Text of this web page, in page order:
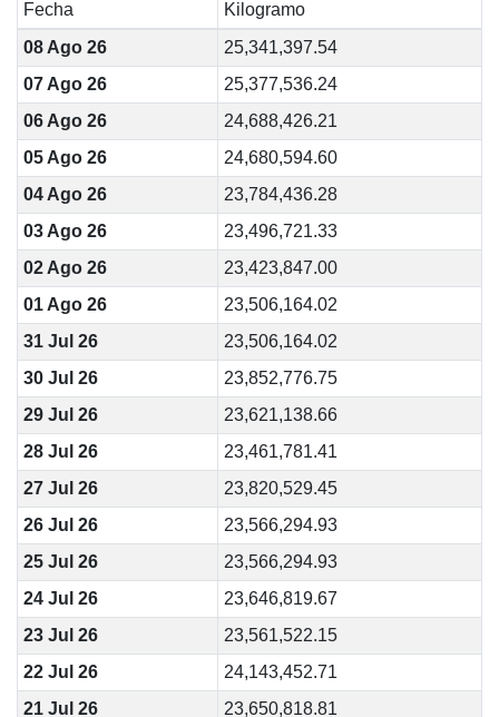
Fecha
Kilogramo
08 Ago 26
25,341,397.54
07 Ago 26
25,377,536.24
06 Ago 26
24,688,426.21
05 Ago 26
24,680,594.60
04 Ago 26
23,784,436.28
03 Ago 26
23,496,721.33
02 Ago 26
23,423,847.00
01 Ago 26
23,506,164.02
31 Jul 26
23,506,164.02
30 Jul 26
23,852,776.75
29 Jul 26
23,621,138.66
28 Jul 26
23,461,781.41
27 Jul 26
23,820,529.45
26 Jul 26
23,566,294.93
25 Jul 26
23,566,294.93
24 Jul 26
23,646,819.67
23 Jul 26
23,561,522.15
22 Jul 26
24,143,452.71
21 Jul 26
23,650,818.81